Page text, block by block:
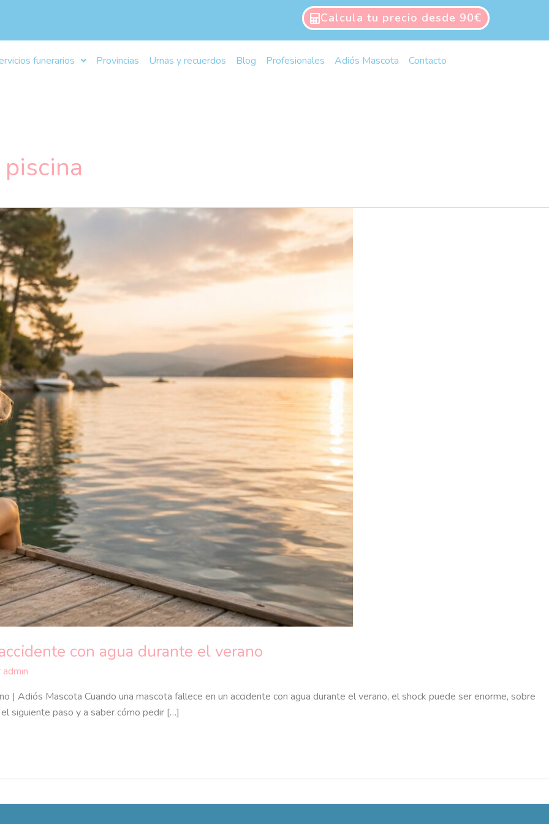
Calcula tu precio desde 90€
funerarios Provincias Urnas y recuerdos Blog Profesionales Adiós Mascota Contacto
con agua durante el verano
admin
| Adiós Mascota Cuando una mascota fallece en un accidente con agua durante el verano, el shock puede ser enorme, sobre
siguiente paso y a saber cómo pedir […]